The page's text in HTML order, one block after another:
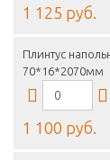
1 125 руб.
Плинтус
70*16*2070мм
1 100 руб.